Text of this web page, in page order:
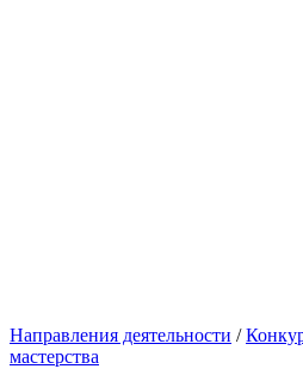
Направления деятельности /
мастерства